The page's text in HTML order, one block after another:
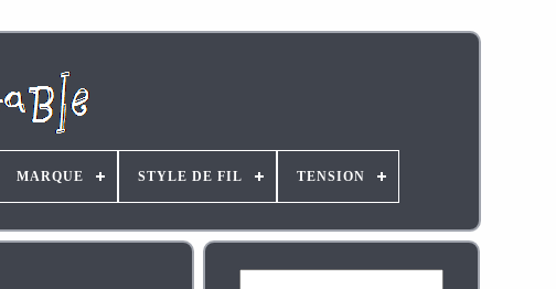
MARQUE STYLE DE FIL TENSION